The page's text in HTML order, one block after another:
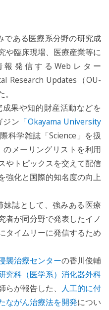
ある医療系分野の研究成
や臨床現場、医療産業等に
発信するWebレター
Research Updates（OU-
果や知的財産活動などを
ジン 「Okayama University
科学雑誌「Science」を扱
のメーリングリストを利用
やトピックスを交えて配信
強化と国際的知名度の向上
誌として、強みある医療
者が同分野で発表したイノ
タイムリーに発信するため
襲治療センターの香川俊輔
究科（医学系）消化器外科
が報告した、 人工的に付
ながん治療法を開発につい